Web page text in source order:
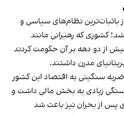
باثبات‌ترین نظام‌های سیاسی و
کشوری که رهبرانی مانند
از دو دهه بر آن حکومت کردند
مدرن داشتند.
اما بحران مالی جهانی ۲۰۰۸ ضربه سنگینی به اقتصاد این کشور
زیادی به بخش مالی داشت و
از بحران نیز باعث شد